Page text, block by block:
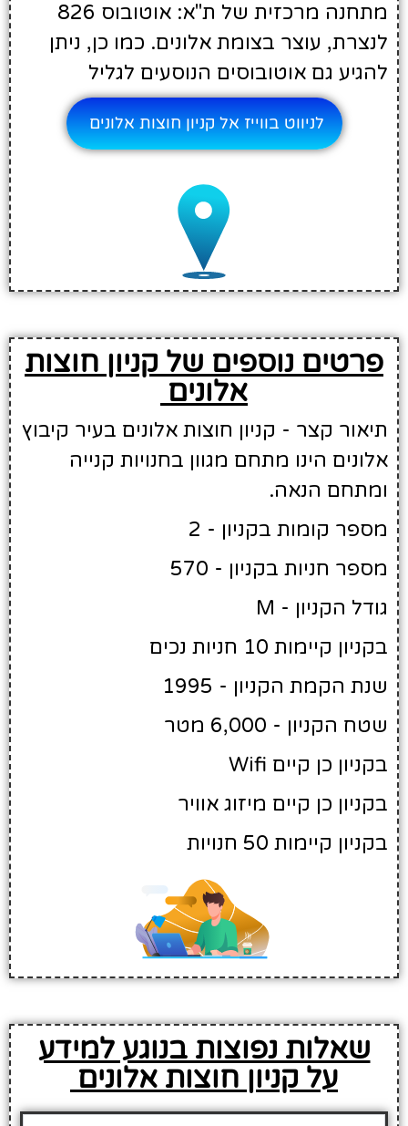
מתחנה מרכזית של ת"א: אוטובוס 826
לנצרת, עוצר בצומת אלונים. כמו כן, ניתן
להגיע גם אוטובוסים הנוסעים לגליל
לניווט בווייז אל קניון חוצות אלונים
פרטים נוספים של קניון חוצות
אלונים
תיאור קצר - קניון חוצות אלונים בעיר קיבוץ
אלונים הינו מתחם מגוון בחנויות קנייה
ומתחם הנאה.
מספר קומות בקניון - 2
מספר חניות בקניון - 570
גודל הקניון - M
בקניון קיימות 10 חניות נכים
שנת הקמת הקניון - 1995
שטח הקניון - 6,000 מטר
בקניון כן קיים Wifi
בקניון כן קיים מיזוג אוויר
בקניון קיימות 50 חנויות
שאלות נפוצות בנוגע למידע
על קניון חוצות אלונים